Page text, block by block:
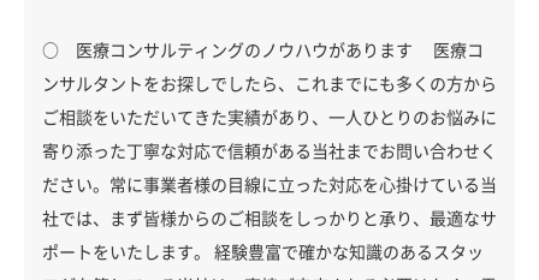
○ 医療コンサルティングのノウハウがあります 医療コ
ンサルタントをお探しでしたら、これまでにも多くの方から
ご相談をいただいてきた実績があり、一人ひとりのお悩みに
寄り添った丁寧な対応で信頼がある当社までお問い合わせく
ださい。常に事業者様の目線に立った対応を心掛けている当
社では、まず皆様からのご相談をしっかりと承り、最適なサ
ポートをいたします。 経験豊富で確かな知識のあるスタッ